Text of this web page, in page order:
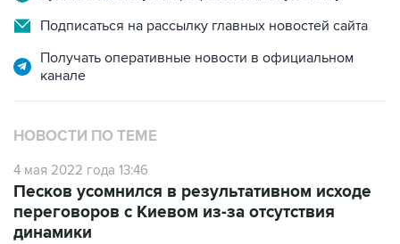
Подписаться на рассылку главных новостей сайта
Получать оперативные новости в официальном
канале
НОВОСТИ ПО ТЕМЕ
4 мая 2022 года 13:46
Песков усомнился в результативном исходе
переговоров с Киевом из-за отсутствия
динамики